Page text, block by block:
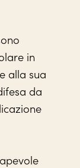
in
alla sua
da